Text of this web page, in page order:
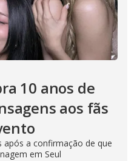
10 anos de
aos fãs
após a confirmação de que
em Seul